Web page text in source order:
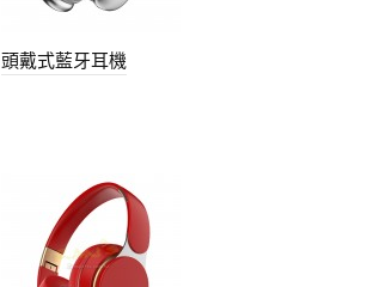
頭戴式藍牙耳機